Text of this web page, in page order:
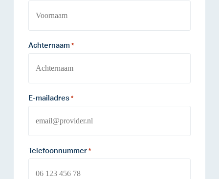
Achternaam *
E-mailadres *
Telefoonnummer *